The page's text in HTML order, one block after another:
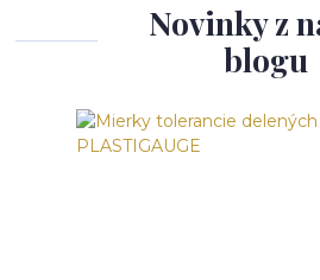
Novinky z
blogu